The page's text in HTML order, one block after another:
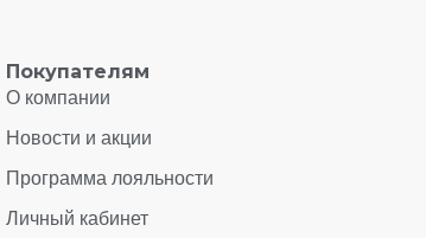
Покупателям
О компании
Новости и акции
Программа лояльности
Личный кабинет